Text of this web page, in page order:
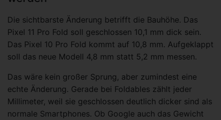
Die sichtbarste Änderung betrifft die Bauhöhe. Das
Pixel 11 Pro Fold soll geschlossen 10,1 mm dick sein.
Das Pixel 10 Pro Fold kommt auf 10,8 mm. Aufgeklappt
soll das neue Modell 4,8 mm statt 5,2 mm messen.
Das wäre kein großer Sprung, aber zumindest eine
echte Änderung. Gerade bei Foldables zählt jeder
Millimeter, weil sie geschlossen deutlich dicker sind als
normale Smartphones. Ob Google auch das Gewicht